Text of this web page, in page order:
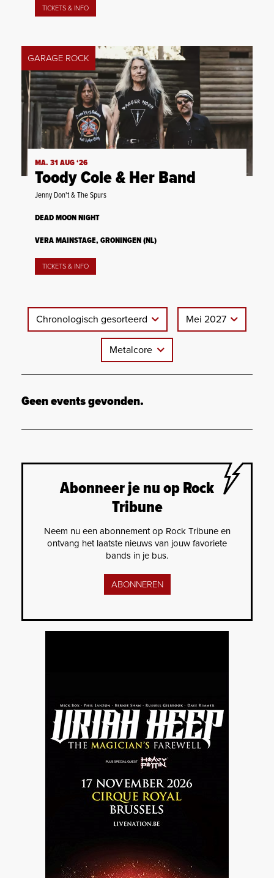
TICKETS & INFO
GARAGE ROCK
MA. 31 AUG ‘26
Toody Cole & Her Band
Jenny Don't & The Spurs
DEAD MOON NIGHT
VERA MAINSTAGE, GRONINGEN (NL)
TICKETS & INFO
Chronologisch gesorteerd Mei 2027
Metalcore
Geen events gevonden.
Abonneer je nu op Rock
Tribune
Neem nu een abonnement op Rock Tribune en
ontvang het laatste nieuws van jouw favoriete
bands in je bus.
ABONNEREN